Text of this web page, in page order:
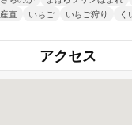
産直
いちご いちご狩り く
アクセス